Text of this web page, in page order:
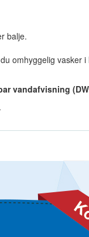
balje.
omhyggelig vasker i
vandafvisning